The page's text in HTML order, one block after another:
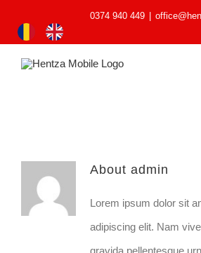
0374 940 449
About admin
Lorem ipsum dolor sit
adipiscing elit. Nam
gravida pellentesque